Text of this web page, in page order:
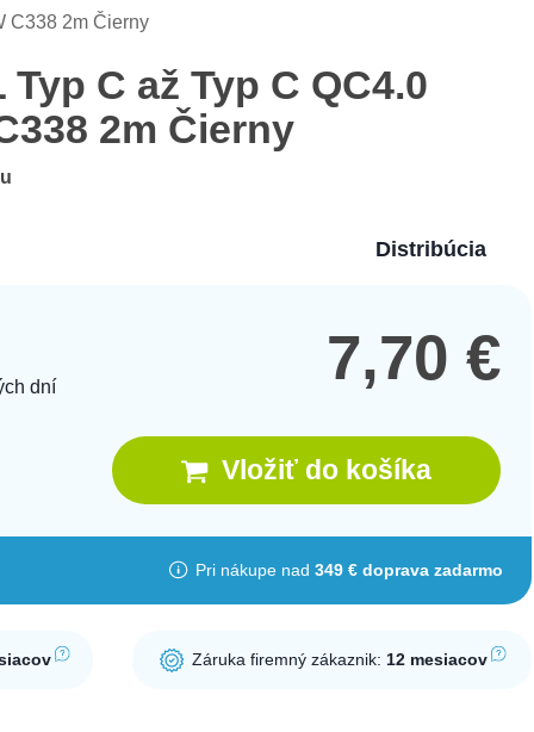
C338 2m Čierny
C až Typ C QC4.0
2m Čierny
Distribúcia
dní
7,70 €
Vložiť do košíka
Pri nákupe nad 349 € doprava zadarmo
Záruka firemný zákaznik: 12 mesiacov